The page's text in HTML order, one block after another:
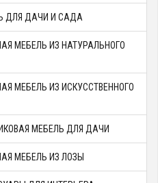
ДЛЯ ДАЧИ И САДА
МЕБЕЛЬ ИЗ НАТУРАЛЬНОГО
МЕБЕЛЬ ИЗ ИСКУССТВЕННОГО
МЕБЕЛЬ ДЛЯ ДАЧИ
МЕБЕЛЬ ИЗ ЛОЗЫ